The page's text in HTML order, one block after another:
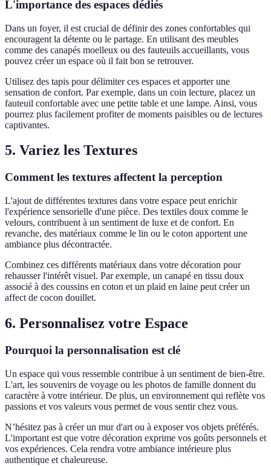
L'importance des espaces dédiés
Dans un foyer, il est crucial de définir des zones confortables qui
encouragent la détente ou le partage. En utilisant des meubles
comme des canapés moelleux ou des fauteuils accueillants, vous
pouvez créer un espace où il fait bon se retrouver.
Utilisez des tapis pour délimiter ces espaces et apporter une
sensation de confort. Par exemple, dans un coin lecture, placez un
fauteuil confortable avec une petite table et une lampe. Ainsi, vous
pourrez plus facilement profiter de moments paisibles ou de lectures
captivantes.
5. Variez les Textures
Comment les textures affectent la perception
L'ajout de différentes textures dans votre espace peut enrichir
l'expérience sensorielle d'une pièce. Des textiles doux comme le
velours, contribuent à un sentiment de luxe et de confort. En
revanche, des matériaux comme le lin ou le coton apportent une
ambiance plus décontractée.
Combinez ces différents matériaux dans votre décoration pour
rehausser l'intérêt visuel. Par exemple, un canapé en tissu doux
associé à des coussins en coton et un plaid en laine peut créer un
affect de cocon douillet.
6. Personnalisez votre Espace
Pourquoi la personnalisation est clé
Un espace qui vous ressemble contribue à un sentiment de bien-être.
L'art, les souvenirs de voyage ou les photos de famille donnent du
caractère à votre intérieur. De plus, un environnement qui reflète vos
passions et vos valeurs vous permet de vous sentir chez vous.
N’hésitez pas à créer un mur d'art ou à exposer vos objets préférés.
L'important est que votre décoration exprime vos goûts personnels et
vos expériences. Cela rendra votre ambiance intérieure plus
authentique et chaleureuse.